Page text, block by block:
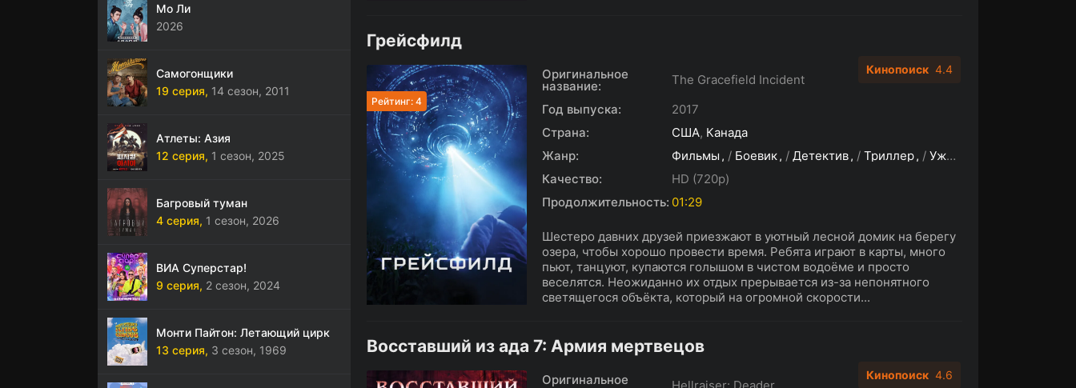
Грейсфилд
Рейтинг: 4
Оригинальное
название:
The Gracefield Incident
Год выпуска:
2017
Страна:
США, Канада
Жанр:
Фильмы / Боевик / Детектив / Триллер / Ужасы
Качество:
HD (720p)
Продолжительность: 01:29
Шестеро давних друзей приезжают в уютный лесной домик на берегу
озера, чтобы хорошо провести время. Ребята играют в карты, много
пьют, танцуют, купаются голышом в чистом водоёме и просто
веселятся. Неожиданно их отдых прерывается из-за непонятного
светящегося объёкта, который на огромной скорости...
Кинопоиск 4.4
Восставший из ада 7: Армия мертвецов
Оригинальное Кинопоиск 4.6
Мо Ли
2026
Самогонщики
19 серия, 14 сезон, 2011
Атлеты: Азия
12 серия, 1 сезон, 2025
Багровый туман
4 серия, 1 сезон, 2026
ВИА Суперстар!
9 серия, 2 сезон, 2024
Монти Пайтон: Летающий цирк
13 серия, 3 сезон, 1969